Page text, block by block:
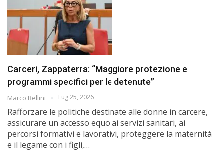
Carceri, Zappaterra: “Maggiore protezione e
programmi specifici per le detenute”
Marco Bellini Lug 25, 2026
Rafforzare le politiche destinate alle donne in carcere,
assicurare un accesso equo ai servizi sanitari, ai
percorsi formativi e lavorativi, proteggere la maternità
e il legame con i figli,…